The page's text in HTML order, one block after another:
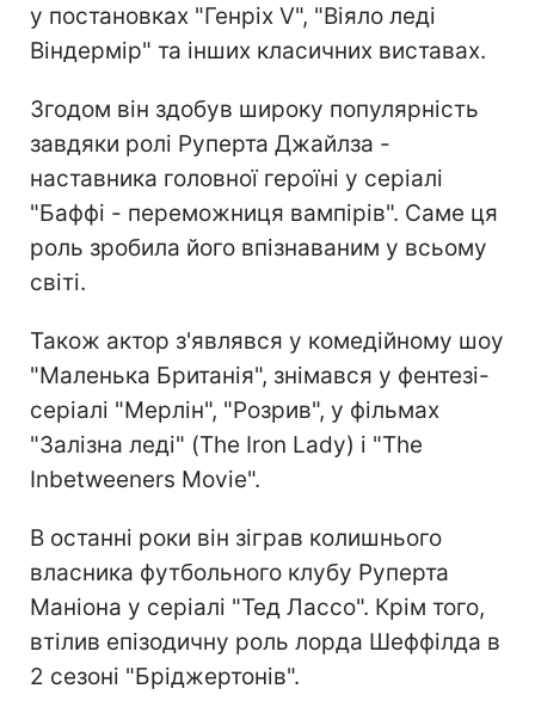
у постановках "Генріх V", "Віяло леді
Віндермір" та інших класичних виставах.
Згодом він здобув широку популярність
завдяки ролі Руперта Джайлза -
наставника головної героїні у серіалі
"Баффі - переможниця вампірів". Саме ця
роль зробила його впізнаваним у всьому
світі.
Також актор з'являвся у комедійному шоу
"Маленька Британія", знімався у фентезі-
серіалі "Мерлін", "Розрив", у фільмах
"Залізна леді" (The Iron Lady) і "The
Inbetweeners Movie".
В останні роки він зіграв колишнього
власника футбольного клубу Руперта
Маніона у серіалі "Тед Лассо". Крім того,
втілив епізодичну роль лорда Шеффілда в
2 сезоні "Бріджертонів".